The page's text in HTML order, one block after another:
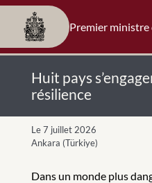
Premier ministre
Huit pays
résilience
Le 7 juillet 2026
Ankara (Türkiye)
Dans un monde plus